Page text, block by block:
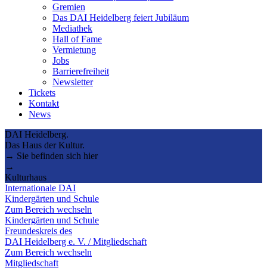
Gremien
Das DAI Heidelberg feiert Jubiläum
Mediathek
Hall of Fame
Vermietung
Jobs
Barrierefreiheit
Newsletter
Tickets
Kontakt
News
DAI Heidelberg.
Das Haus der Kultur.
→ Sie befinden sich hier
→
Kulturhaus
Internationale DAI
Kindergärten und Schule
Zum Bereich wechseln
Kindergärten und Schule
Freundeskreis des
DAI Heidelberg e. V. / Mitgliedschaft
Zum Bereich wechseln
Mitgliedschaft